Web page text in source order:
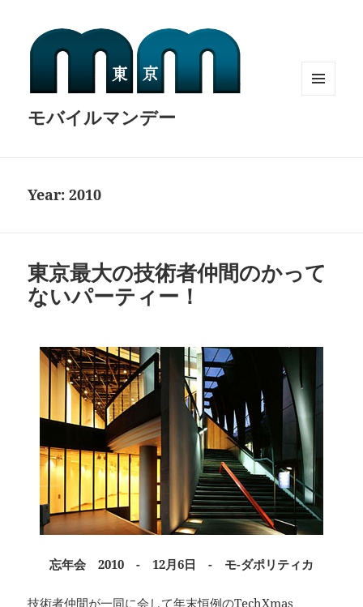
モバイルマンデー
Year:2010
東京最大の技術者仲間のかって
ないパーティー！
忘年会 2010 - 12月6日 - モ-ダポリティカ
技術者仲間が一同に会して年末恒例のTechXmas